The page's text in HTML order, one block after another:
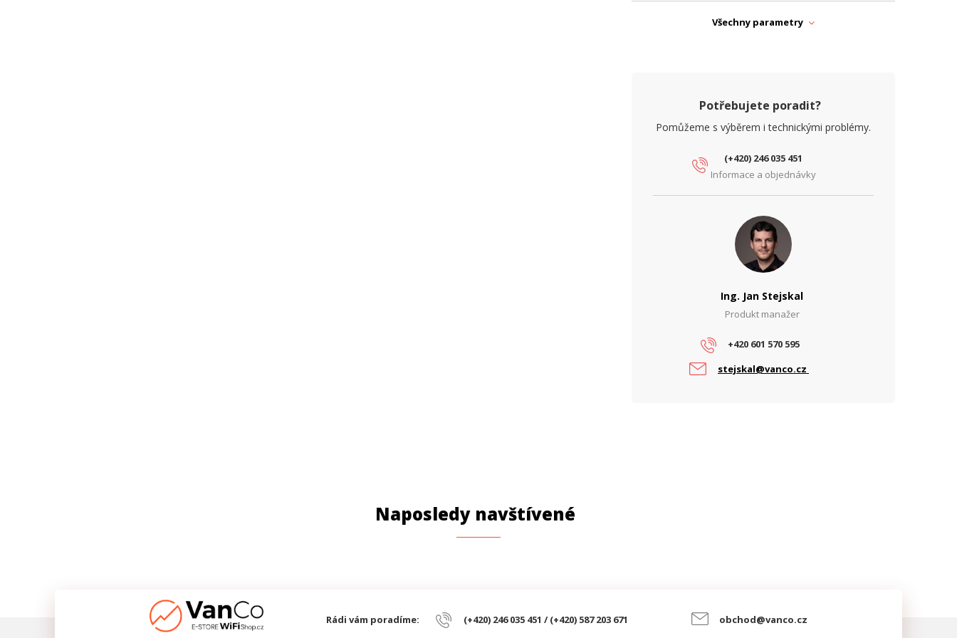
Všechny parametry
Potřebujete poradit?
Pomůžeme s výběrem i technickými problémy.
(+420) 246 035 451
Informace a objednávky
Ing. Jan Stejskal
Produkt manažer
+420 601 570 595
stejskal@vanco.cz
Naposledy navštívené
Rádi vám poradíme: (+420) 246 035 451 / (+420) 587 203 671 obchod@vanco.cz